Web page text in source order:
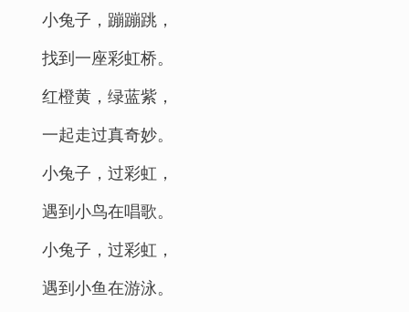
小兔子，蹦蹦跳，
找到一座彩虹桥。
红橙黄，绿蓝紫，
一起走过真奇妙。
小兔子，过彩虹，
遇到小鸟在唱歌。
小兔子，过彩虹，
遇到小鱼在游泳。